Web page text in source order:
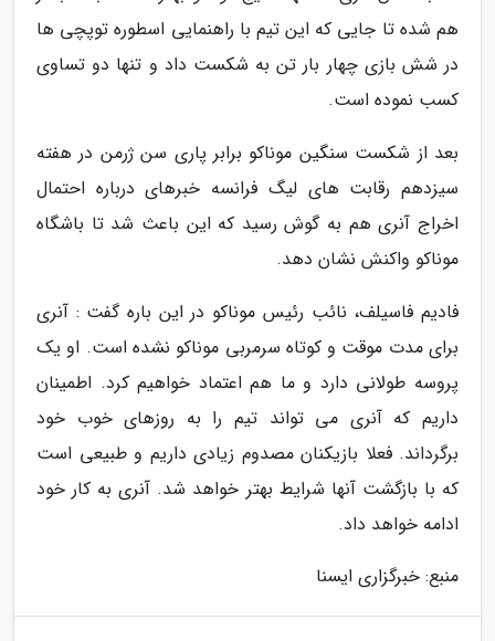
هم شده تا جایی که این تیم با راهنمایی اسطوره توپچی ها
در شش بازی چهار بار تن به شکست داد و تنها دو تساوی
کسب نموده است.
بعد از شکست سنگین موناکو برابر پاری سن ژرمن در هفته
سیزدهم رقابت های لیگ فرانسه خبرهای درباره احتمال
اخراج آنری هم به گوش رسید که این باعث شد تا باشگاه
موناکو واکنش نشان دهد.
فادیم فاسیلف، نائب رئیس موناکو در این باره گفت : آنری
برای مدت موقت و کوتاه سرمربی موناکو نشده است. او یک
پروسه طولانی دارد و ما هم اعتماد خواهیم کرد. اطمینان
داریم که آنری می تواند تیم را به روزهای خوب خود
برگرداند. فعلا بازیکنان مصدوم زیادی داریم و طبیعی است
که با بازگشت آنها شرایط بهتر خواهد شد. آنری به کار خود
ادامه خواهد داد.
منبع: خبرگزاری ایسنا